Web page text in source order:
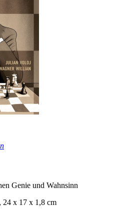
Genie und Wahnsinn
24 x 17 x 1,8 cm